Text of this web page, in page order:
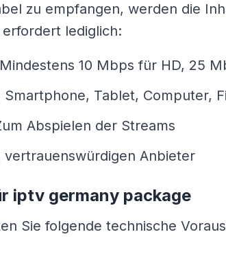
zu empfangen, werden die
lediglich:
10 Mbps für HD, 25
Smartphone, Tablet, Computer,
Abspielen der Streams
vertrauenswürdigen Anbieter
iptv germany package
Sie folgende technische